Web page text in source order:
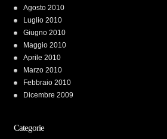
Agosto 2010
Luglio 2010
Giugno 2010
Maggio 2010
Aprile 2010
Marzo 2010
Febbraio 2010
Dicembre 2009
Categorie